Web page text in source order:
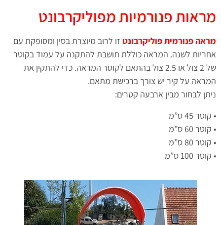
מראות פנורמיות מפוליקרבונט
מראה פנורמית פוליקרבונט זו לרוב מיוצרת בסין ומסופקת עם
אחריות לשנה. המראה כוללת תושבת להתקנה על עמוד בקוטר
של 2 צול או 2.5 צול בהתאם לקוטר המראה. כדי להתקין את
המראה על קיר יש צורך ברכישת מתאם.
ניתן לבחור מבין ארבעה קטרים:
• קוטר 45 ס”מ
• קוטר 60 ס”מ
• קוטר 80 ס”מ
• קוטר 100 ס”מ